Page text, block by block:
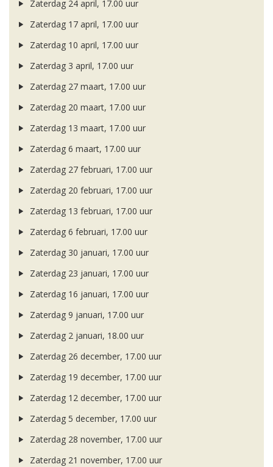
Zaterdag 24 april, 17.00 uur
Zaterdag 17 april, 17.00 uur
Zaterdag 10 april, 17.00 uur
Zaterdag 3 april, 17.00 uur
Zaterdag 27 maart, 17.00 uur
Zaterdag 20 maart, 17.00 uur
Zaterdag 13 maart, 17.00 uur
Zaterdag 6 maart, 17.00 uur
Zaterdag 27 februari, 17.00 uur
Zaterdag 20 februari, 17.00 uur
Zaterdag 13 februari, 17.00 uur
Zaterdag 6 februari, 17.00 uur
Zaterdag 30 januari, 17.00 uur
Zaterdag 23 januari, 17.00 uur
Zaterdag 16 januari, 17.00 uur
Zaterdag 9 januari, 17.00 uur
Zaterdag 2 januari, 18.00 uur
Zaterdag 26 december, 17.00 uur
Zaterdag 19 december, 17.00 uur
Zaterdag 12 december, 17.00 uur
Zaterdag 5 december, 17.00 uur
Zaterdag 28 november, 17.00 uur
Zaterdag 21 november, 17.00 uur